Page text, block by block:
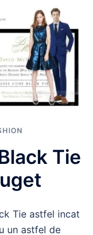
Tie
Tie astfel incat
un astfel de